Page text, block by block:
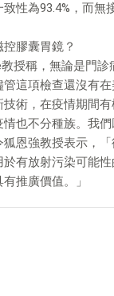
性為93.4%，而
膠囊胃鏡？
教授稱，無論是門
這項檢查還沒有
術，在疫情期間
情也不分種族。我
恩強教授表示，
於有放射污染可能
推廣價值。」